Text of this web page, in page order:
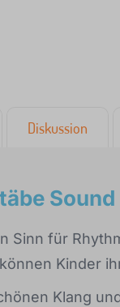
Diskussion
Sound
Sinn für
Kinder
Klang